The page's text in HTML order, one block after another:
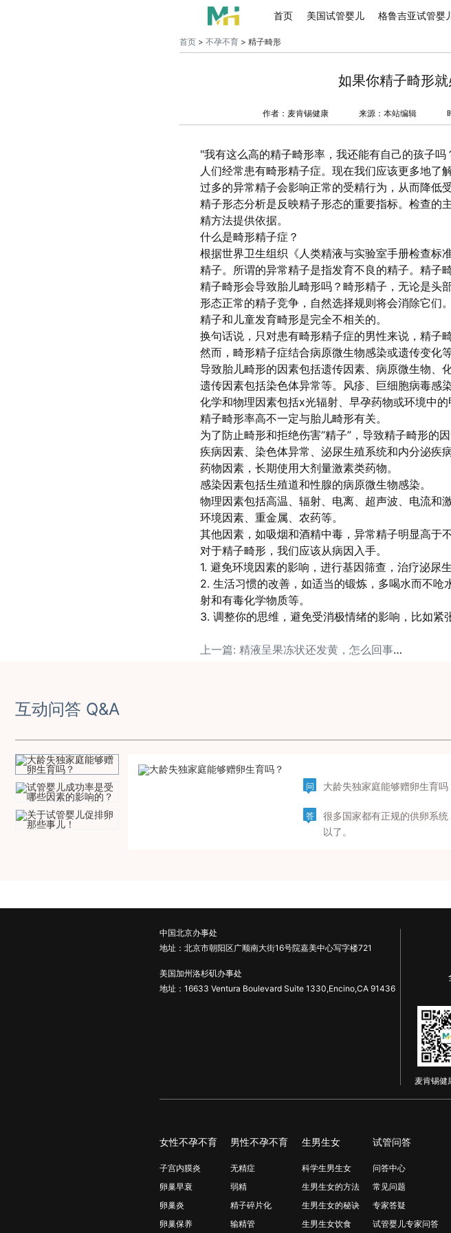
首页 美国试管婴儿 格鲁吉亚试管婴
首页> 不孕不育> 精子畸形
如果你精子畸形
作者：麦肯锡健康 来源：本站编辑
"我有这么高的精子畸形率，我还能有自己的孩子吗
人们经常患有畸形精子症。现在我们应该更多地了
过多的异常精子会影响正常的受精行为，从而降低
精子形态分析是反映精子形态的重要指标。检查的
精方法提供依据。
什么是畸形精子症？
根据世界卫生组织《人类精液与实验室手册检查标
精子。所谓的异常精子是指发育不良的精子。精子
精子畸形会导致胎儿畸形吗？畸形精子，无论是头
形态正常的精子竞争，自然选择规则将会消除它们
精子和儿童发育畸形是完全不相关的。
换句话说，只对患有畸形精子症的男性来说，精子
然而，畸形精子症结合病原微生物感染或遗传变化
导致胎儿畸形的因素包括遗传因素、病原微生物、
遗传因素包括染色体异常等。风疹、巨细胞病毒感
化学和物理因素包括x光辐射、早孕药物或环境中的
精子畸形率高不一定与胎儿畸形有关。
为了防止畸形和拒绝伤害“精子”，导致精子畸形的
疾病因素、染色体异常、泌尿生殖系统和内分泌疾病
药物因素，长期使用大剂量激素类药物。
感染因素包括生殖道和性腺的病原微生物感染。
物理因素包括高温、辐射、电离、超声波、电流和激
环境因素、重金属、农药等。
其他因素，如吸烟和酒精中毒，异常精子明显高于
对于精子畸形，我们应该从病因入手。
1. 避免环境因素的影响，进行基因筛查，治疗泌尿生
2. 生活习惯的改善，如适当的锻炼，多喝水而不
射和有毒化学物质等。
3. 调整你的思维，避免受消极情绪的影响，比如紧
上一篇: 精液呈果冻状还发黄，怎么回事呢？
互动问答 Q&A
问 大龄失独家庭能够赠卵生育吗
答
很多国家都有正规的供卵系
以了。
中国北京办事处
地址：北京市朝阳区广顺南大街16号院嘉美中心写字楼721
美国加州洛杉矶办事处
地址：16633 Ventura Boulevard Suite 1330,Encino,CA 91436
麦肯锡健
女性不孕不育
子宫内膜炎
卵巢早衰
卵巢炎
卵巢保养
男性不孕不育
无精症
弱精
精子碎片化
输精管
生男生女
科学生男生女
生男生女的方法
生男生女的秘诀
生男生女饮食
试管问答
问答中心
常见问题
专家答疑
试管婴儿专家问答